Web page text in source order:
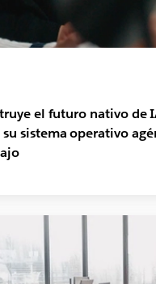
el futuro nativo de
su sistema operativo